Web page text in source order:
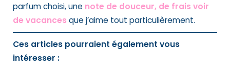
parfum choisi, une note de douceur, de frais voir
de vacances que j’aime tout particulièrement.
Ces articles pourraient également vous
intéresser :